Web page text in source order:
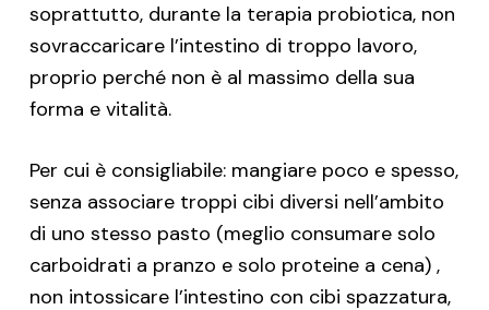
soprattutto, durante la terapia probiotica, non
sovraccaricare l’intestino di troppo lavoro,
proprio perché non è al massimo della sua
forma e vitalità.
Per cui è consigliabile: mangiare poco e spesso,
senza associare troppi cibi diversi nell’ambito
di uno stesso pasto (meglio consumare solo
carboidrati a pranzo e solo proteine a cena) ,
non intossicare l’intestino con cibi spazzatura,